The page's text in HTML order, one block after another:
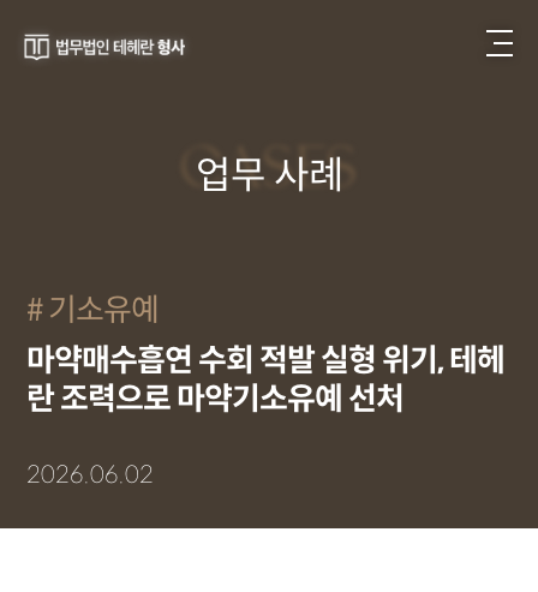
CASES
업무 사례
기소유예
마약매수흡연 수회 적발 실형 위기, 테헤
란 조력으로 마약기소유예 선처
2026.06.02